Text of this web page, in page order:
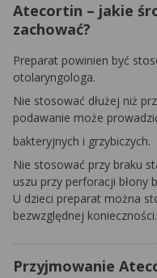
Atecortin – jakie
zachować?
Preparat powinien być
otolaryngologa.
Nie stosować dłużej niż
podawanie może
bakteryjnych i grzybiczych.
Nie stosować przy braku
uszu przy perforacji błony
U dzieci preparat można
bezwzględnej konieczności.
Przyjmowanie